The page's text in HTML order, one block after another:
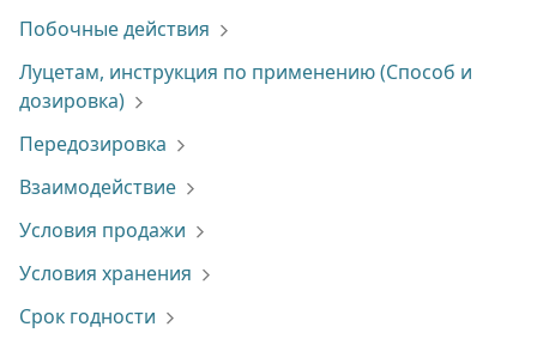
Побочные действия
Луцетам, инструкция по применению (Способ и
дозировка)
Передозировка
Взаимодействие
Условия продажи
Условия хранения
Срок годности